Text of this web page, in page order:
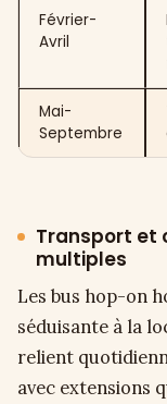
Février-
Avril
Mai-
Septembre
Transport et
multiples
Les bus hop-on
séduisante à la
relient
avec extensions